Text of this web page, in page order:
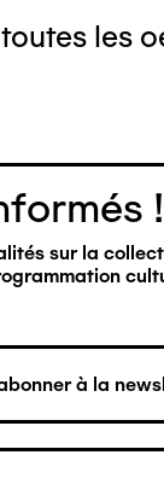
les
!
sur la
à la